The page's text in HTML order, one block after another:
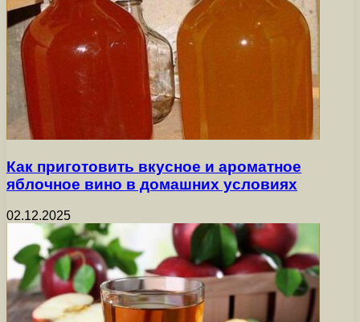
Как приготовить вкусное и ароматное
яблочное вино в домашних условиях
02.12.2025